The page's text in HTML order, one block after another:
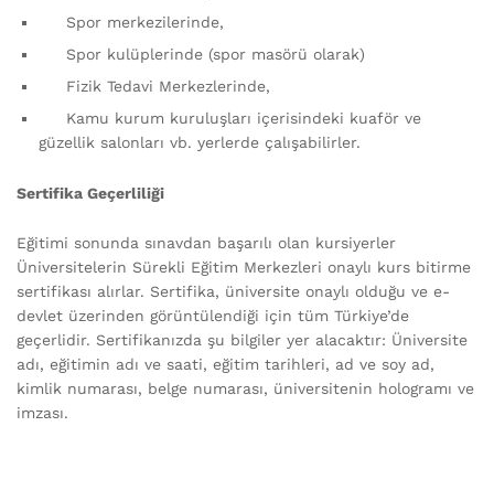
Spor merkezilerinde,
Spor kulüplerinde (spor masörü olarak)
Fizik Tedavi Merkezlerinde,
Kamu kurum kuruluşları içerisindeki kuaför ve
güzellik salonları vb. yerlerde çalışabilirler.
Sertifika Geçerliliği
Eğitimi sonunda sınavdan başarılı olan kursiyerler
Üniversitelerin Sürekli Eğitim Merkezleri onaylı kurs bitirme
sertifikası alırlar. Sertifika, üniversite onaylı olduğu ve e-
devlet üzerinden görüntülendiği için tüm Türkiye’de
geçerlidir. Sertifikanızda şu bilgiler yer alacaktır: Üniversite
adı, eğitimin adı ve saati, eğitim tarihleri, ad ve soy ad,
kimlik numarası, belge numarası, üniversitenin hologramı ve
imzası.